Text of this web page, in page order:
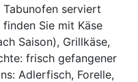
serviert
Sie mit Käse
Saison), Grillkäse,
frisch gefangener
Adlerfisch, Forelle,